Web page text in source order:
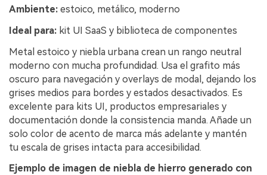
Ambiente: estoico, metálico, moderno
Ideal para: kit UI SaaS y biblioteca de componentes
Metal estoico y niebla urbana crean un rango neutral
moderno con mucha profundidad. Usa el grafito más
oscuro para navegación y overlays de modal, dejando los
grises medios para bordes y estados desactivados. Es
excelente para kits UI, productos empresariales y
documentación donde la consistencia manda. Añade un
solo color de acento de marca más adelante y mantén
tu escala de grises intacta para accesibilidad.
Ejemplo de imagen de niebla de hierro generado con